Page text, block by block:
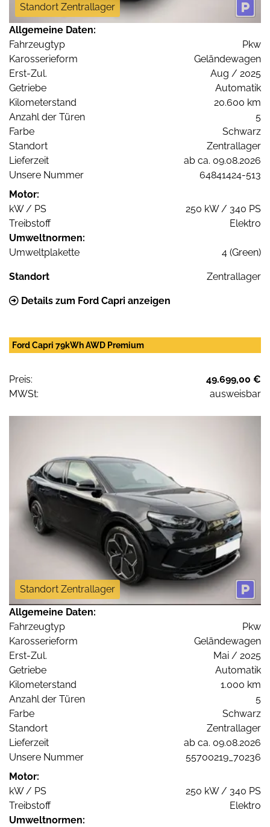
Standort Zentrallager
Allgemeine Daten:
Fahrzeugtyp
Pkw
Karosserieform
Geländewagen
Erst-Zul.
Aug / 2025
Getriebe
Automatik
Kilometerstand
20.600 km
Anzahl der Türen
5
Farbe
Schwarz
Standort
Zentrallager
Lieferzeit
ab ca. 09.08.2026
Unsere Nummer
64841424-513
Motor:
kW / PS
250 kW / 340 PS
Treibstoff
Elektro
Umweltnormen:
Umweltplakette
4 (Green)
Standort Zentrallager
Details zum Ford Capri anzeigen
Ford Capri 79kWh AWD Premium
Preis:
49.699,00 €
MWSt:
ausweisbar
Standort Zentrallager
Allgemeine Daten:
Fahrzeugtyp
Pkw
Karosserieform
Geländewagen
Erst-Zul.
Mai / 2025
Getriebe
Automatik
Kilometerstand
1.000 km
Anzahl der Türen
5
Farbe
Schwarz
Standort
Zentrallager
Lieferzeit
ab ca. 09.08.2026
Unsere Nummer
55700219_70236
Motor:
kW / PS
250 kW / 340 PS
Treibstoff
Elektro
Umweltnormen: